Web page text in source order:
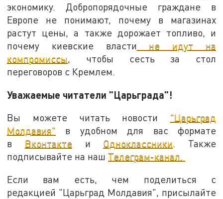
экономику. Добропорядочные граждане в
Европе не понимают, почему в магазинах
растут цены, а также дорожает топливо, и
почему киевские власти не идут на
компромиссы, чтобы сесть за стол
переговоров с Кремлем.
Уважаемые читатели "Царьграда"!
Вы можете читать новости "Царьград
Молдавия" в удобном для вас формате
в Вконтактеи Одноклассники. Также
подписывайте на наш Телеграм-канал.
Если вам есть, чем поделиться с
редакцией "Царьград Молдавия", присылайте